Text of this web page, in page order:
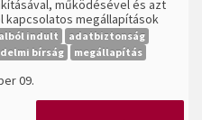
működésével és azt
kapcsolatos megállapítások
indult
adatbiztonság
bírság megállapítás
09.